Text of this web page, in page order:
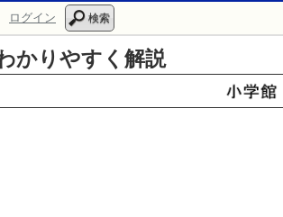
ログイン 検索
かりやすく解説